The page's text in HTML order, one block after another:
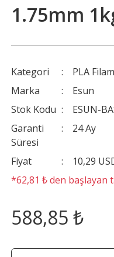
1.75mm
Kategori
PLA
Marka
Esun
Stok Kodu
ESUN-
Garanti
Süresi
24 Ay
Fiyat
10,29
*62,81 ₺ den başlayan
588,85 ₺